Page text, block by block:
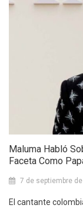
Maluma Habló
Faceta Como
7 de septiembre
El cantante